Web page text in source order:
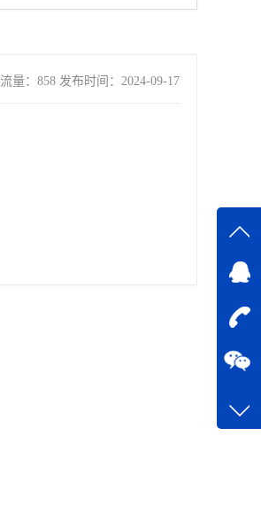
流量：858 发布时间：2024-09-17
在线
在
咨询
客服